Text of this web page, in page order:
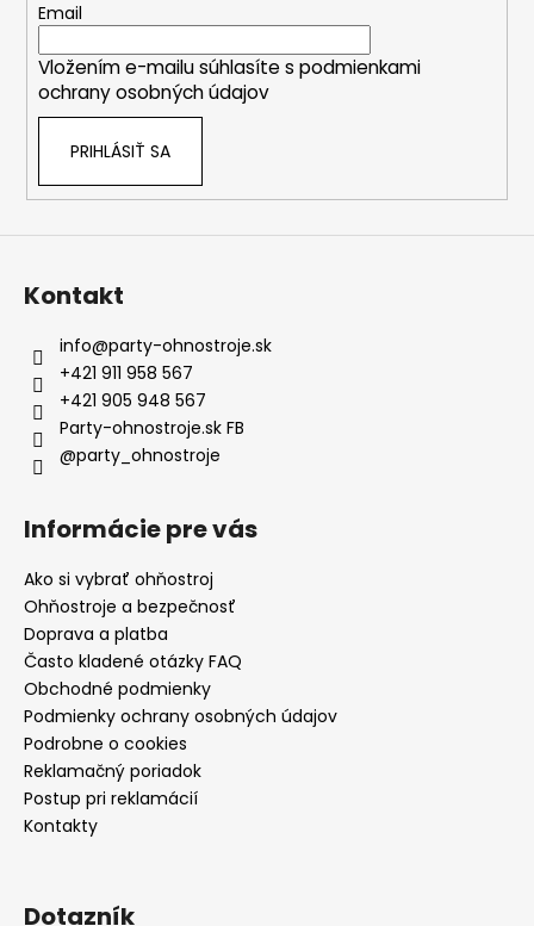
Email
Vložením e-mailu súhlasíte s podmienkami
ochrany osobných údajov
PRIHLÁSIŤ SA
Kontakt
info@party-ohnostroje.sk
+421 911 958 567
+421 905 948 567
Party-ohnostroje.sk FB
@party_ohnostroje
Informácie pre vás
Ako si vybrať ohňostroj
Ohňostroje a bezpečnosť
Doprava a platba
Často kladené otázky FAQ
Obchodné podmienky
Podmienky ochrany osobných údajov
Podrobne o cookies
Reklamačný poriadok
Postup pri reklamácií
Kontakty
Dotazník